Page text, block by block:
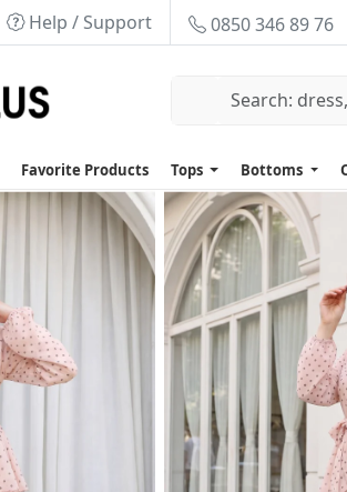
Help / Support 0850 346 89 76
Favorite Products Tops Bottoms